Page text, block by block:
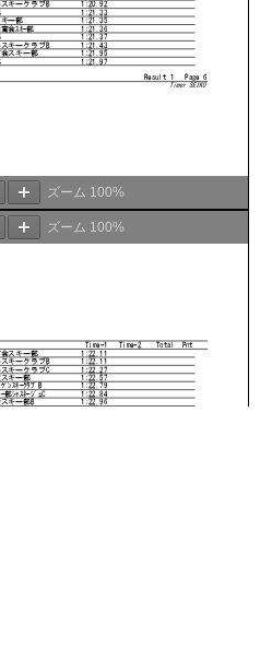
ズーム 100%
ズーム 100%